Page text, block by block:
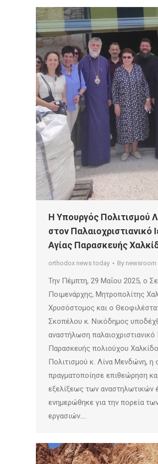
Η Υπουργός Πολιτισμού
στον Παλαιοχριστιανικό
Αγίας Παρασκευής
orthodox news today By newsroom
Την Πέμπτη, 29 Μαΐου 2025, ο
Ποιμενάρχης, Μητροπολίτης
Χρυσόστομος και ο
Σκοπέλου κ. Νικόδημος
αναστήλωση παλαιοχριστιανικό
Παρασκευής πολιούχου
Πολιτισμού κ. Λίνα Μενδώνη, η
πραγματοποίησε επιθεώρηση
εξελίξεως των αναστηλωτικών
ενημερώθηκε για την πορεία
εργασιών.…